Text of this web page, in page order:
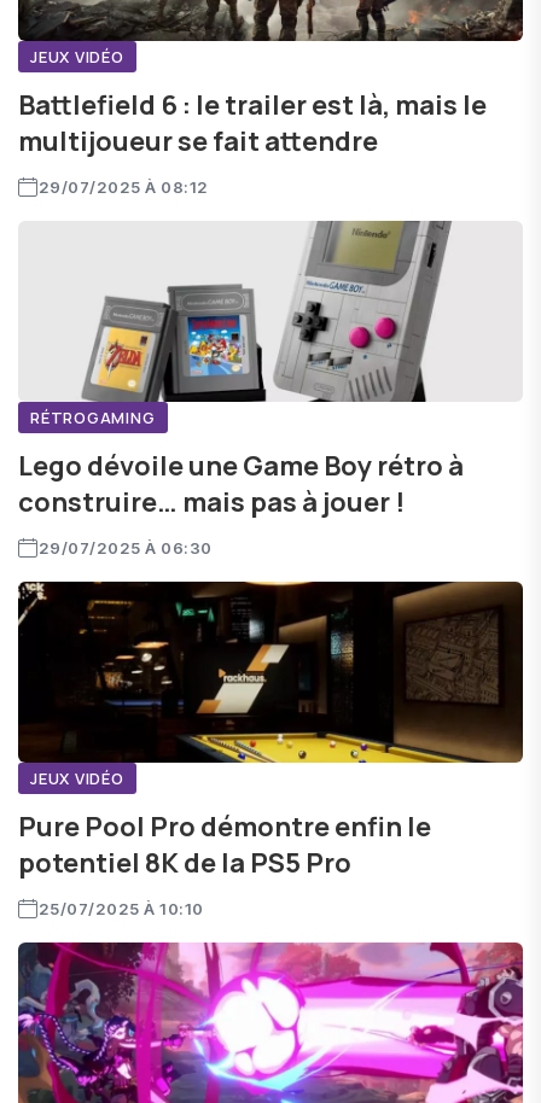
JEUX VIDÉO
Battlefield 6 : le trailer est là, mais le
multijoueur se fait attendre
29/07/2025 À 08:12
RÉTROGAMING
Lego dévoile une Game Boy rétro à
construire… mais pas à jouer !
29/07/2025 À 06:30
JEUX VIDÉO
Pure Pool Pro démontre enfin le
potentiel 8K de la PS5 Pro
25/07/2025 À 10:10